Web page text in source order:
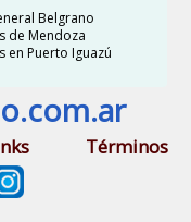
Belgrano
de Mendoza
en Puerto Iguazú
Términos